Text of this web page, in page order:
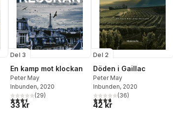
röster:
Del 3
En kamp mot klockan
Peter May
Inbunden, 2020
3,5utav 5 stjärnor. Totalt antal röster:
(29)
33 kr
Del 2
Döden i Gaillac
Peter May
Inbunden, 2020
3,7utav 5 stjärnor. Totalt
(36)
42 kr